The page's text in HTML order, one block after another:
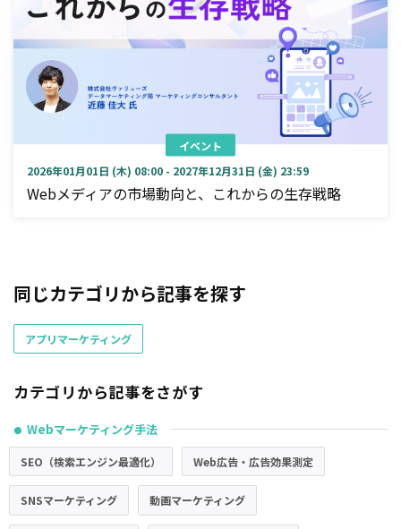
イベント
2026年01月01日 (木) 08:00 - 2027年12月31日 (金) 23:59
Webメディアの市場動向と、これからの生存戦略
同じカテゴリから記事を探す
アプリマーケティング
カテゴリから記事をさがす
● Webマーケティング手法
SEO（検索エンジン最適化） Web広告・広告効果測定
SNSマーケティング 動画マーケティング